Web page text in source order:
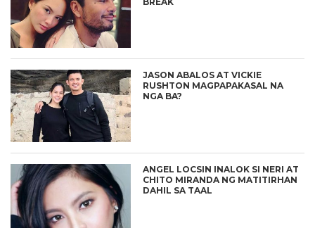
JASON ABALOS AT VICKIE
RUSHTON MAGPAPAKASAL NA
NGA BA?
ANGEL LOCSIN INALOK SI NERI AT
CHITO MIRANDA NG MATITIRHAN
DAHIL SA TAAL